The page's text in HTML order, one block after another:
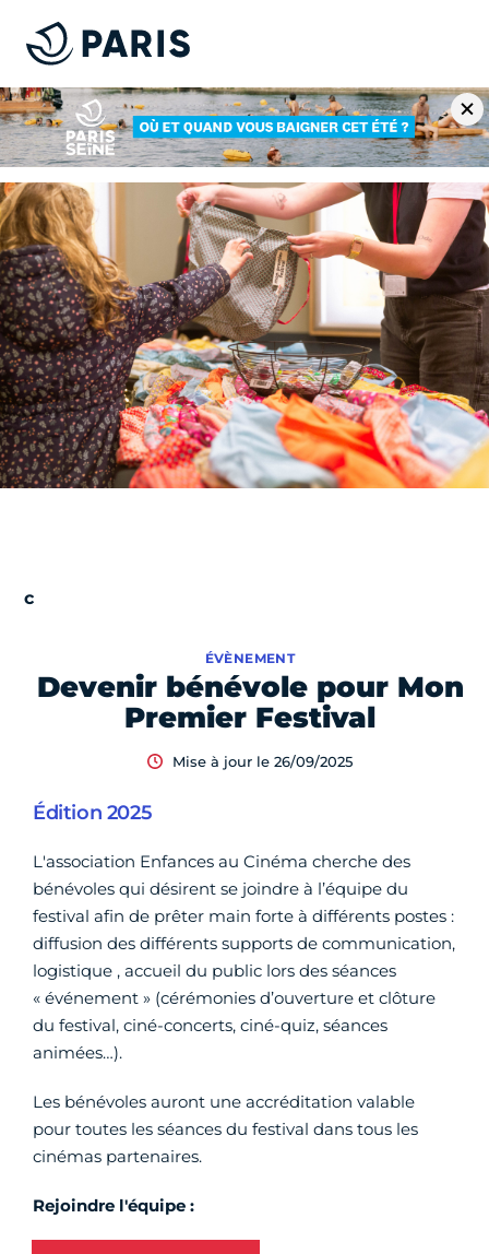
Devenir bénévole pour Mon
Premier Festival
ÉVÈNEMENT
Mise à jour le 26/09/2025
Édition 2025
L'association Enfances au Cinéma cherche des
bénévoles qui désirent se joindre à l’équipe du
festival afin de prêter main forte à différents postes :
diffusion des différents supports de communication,
logistique , accueil du public lors des séances
« événement » (cérémonies d’ouverture et clôture
du festival, ciné-concerts, ciné-quiz, séances
animées…).
Les bénévoles auront une accréditation valable
pour toutes les séances du festival dans tous les
cinémas partenaires.
Rejoindre l'équipe :